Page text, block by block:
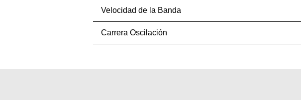
Velocidad de la Banda
Carrera Oscilación